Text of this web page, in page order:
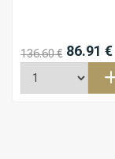
136.60 € 86.91 €